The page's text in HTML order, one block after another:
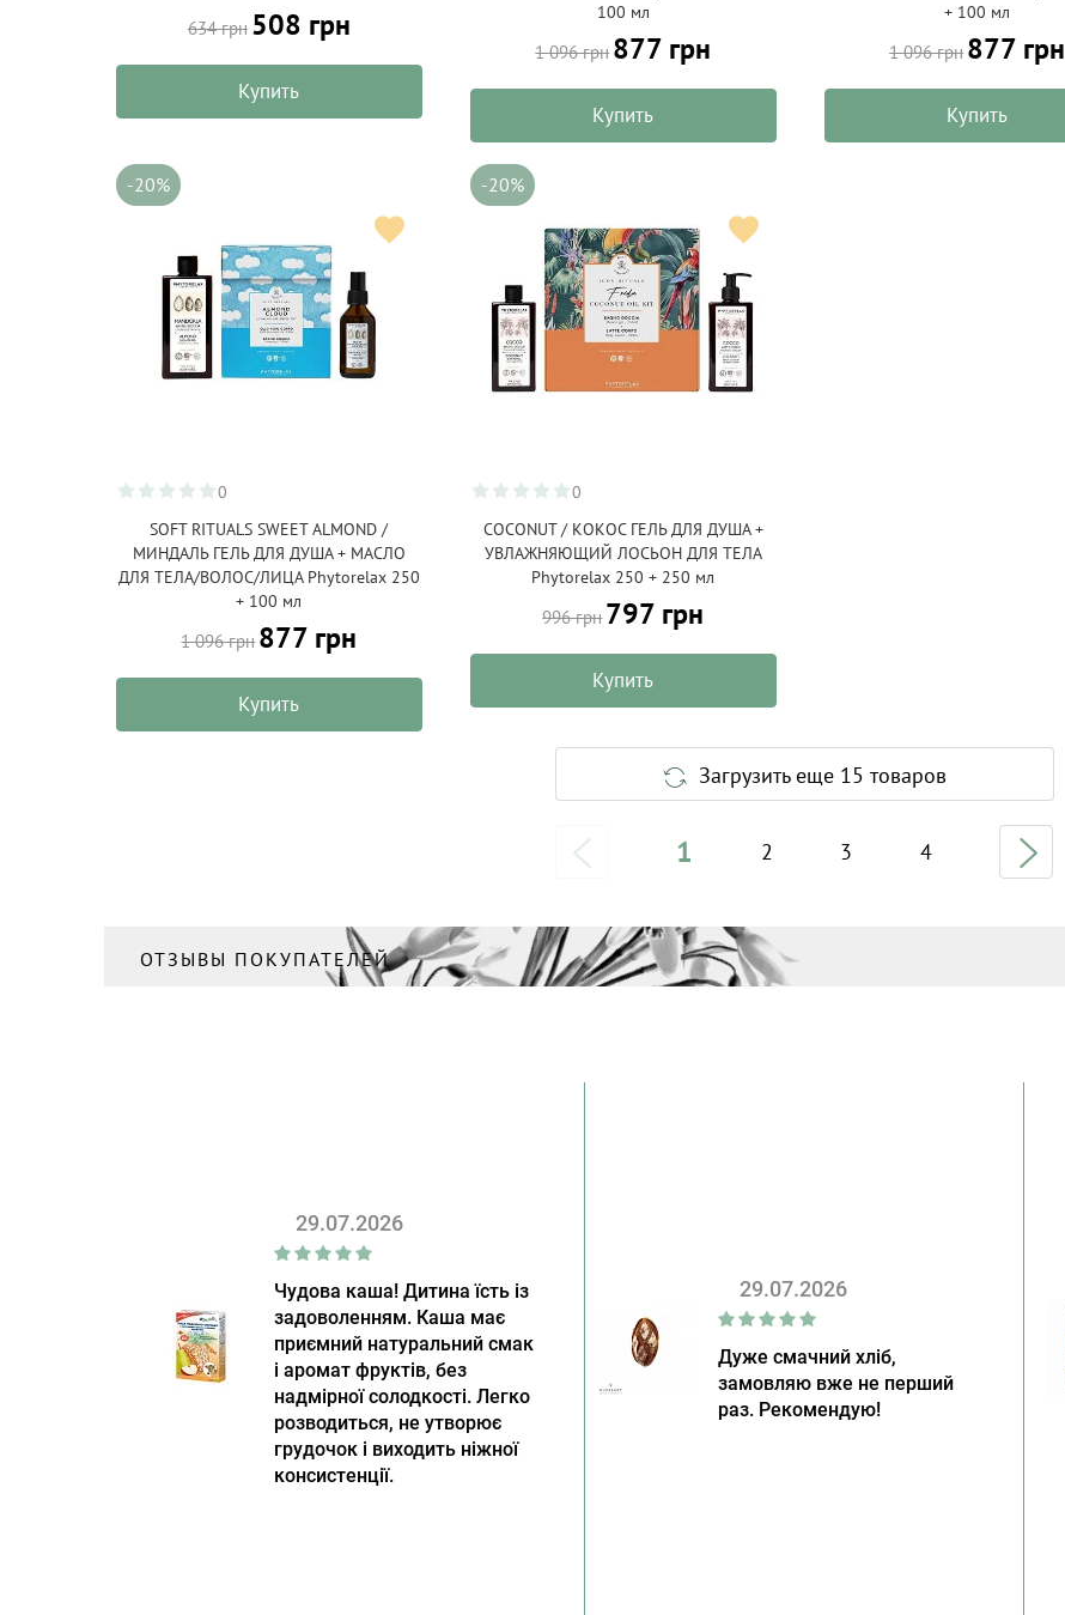
634 грн 508 грн
Купить
100 мл
1 096 грн877 грн
Купить
+ 100 мл
1 096 грн 877 грн
Купить
-20%
0
SOFT RITUALS SWEET ALMOND /
МИНДАЛЬ ГЕЛЬ ДЛЯ ДУША + МАСЛО
ДЛЯ ТЕЛА/ВОЛОС/ЛИЦА Phytorelax 250
+ 100 мл
1 096 грн877 грн
Купить
-20%
0
COCONUT / КОКОС ГЕЛЬ ДЛЯ ДУША +
УВЛАЖНЯЮЩИЙ ЛОСЬОН ДЛЯ ТЕЛА
Phytorelax 250 + 250 мл
996 грн797 грн
Купить
Загрузить еще 15 товаров
1 2 3 4
ОТЗЫВЫ ПОКУПАТЕЛЕЙ
29.07.2026
Чудова каша! Дитина їсть із
задоволенням. Каша має
приємний натуральний смак
і аромат фруктів, без
надмірної солодкості. Легко
розводиться, не утворює
грудочок і виходить ніжної
консистенції.
29.07.2026
Дуже смачний хліб,
замовляю вже не перший
раз. Рекомендую!